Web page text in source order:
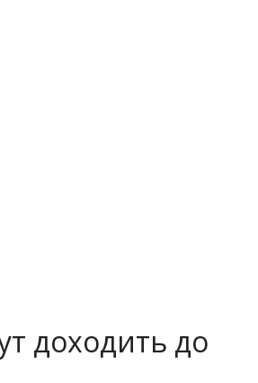
доходить до